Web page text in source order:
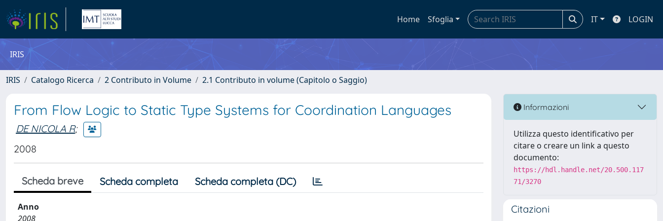
Home Sfoglia IT LOGIN
IRIS
IRIS Catalogo Ricerca 2 Contributo in Volume 2.1 Contributo in volume (Capitolo o Saggio)
From Flow Logic to Static Type Systems for Coordination Languages
DE NICOLA R;
2008
Scheda breve Scheda completa Scheda completa (DC)
Anno
2008
Informazioni
Utilizza questo identificativo per
citare o creare un link a questo
documento:
https://hdl.handle.net/20.500.117
71/3270
Citazioni